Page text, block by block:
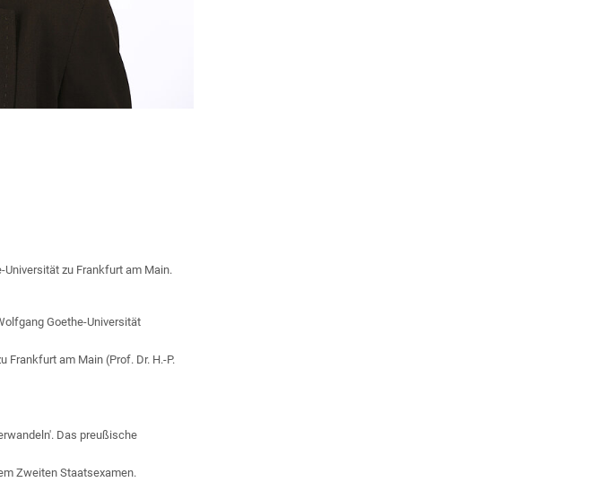
zu Frankfurt am Main.
Goethe-Universität
am Main (Prof. Dr. H.-P.
Das preußische
Zweiten Staatsexamen.